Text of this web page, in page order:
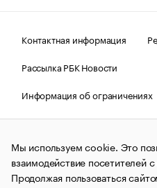
Контактная информация
Рассылка РБК Новости
Информация об ограничениях
Правовая информация
О
© АО
и материалы информационного
(зарегистрировано
связи, информационных
Мы используем cookie. Это
взаимодействие посетителей
Продолжая пользоваться